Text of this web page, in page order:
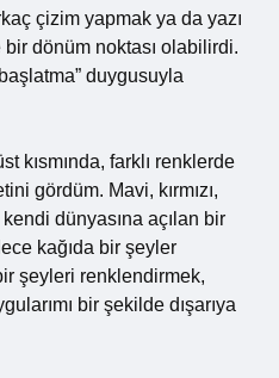
çizim yapmak ya da yazı
dönüm noktası olabilirdi.
duygusuyla
kısmında, farklı renklerde
gördüm. Mavi, kırmızı,
dünyasına açılan bir
kağıda bir şeyler
şeyleri renklendirmek,
bir şekilde dışarıya